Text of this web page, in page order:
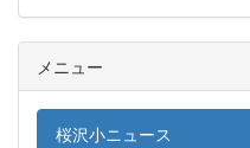
メニュー
桜沢小ニュース